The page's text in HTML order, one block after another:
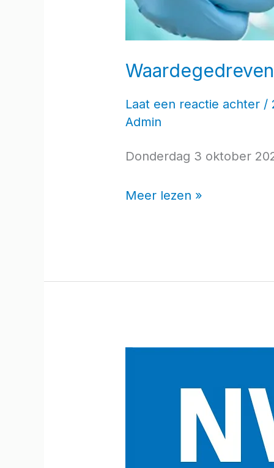
Laat een reactie achter /
Admin
Donderdag 3 oktober
Meer lezen »